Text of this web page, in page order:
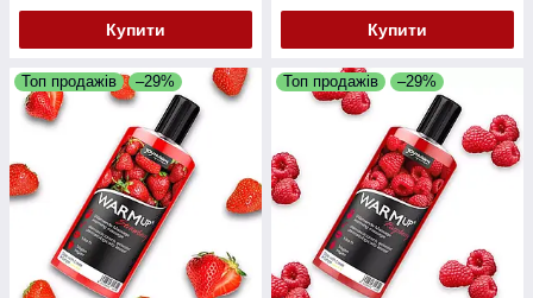
Купити Купити
Топ продажів –29% Топ продажів –29%